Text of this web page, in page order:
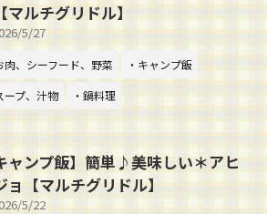
マルチグリドル】
5/27
肉、シーフード、野菜
・キャンプ飯
ープ、汁物
・鍋料理
ャンプ飯】簡単♪美味しい＊アヒ
ョ【マルチグリドル】
5/22